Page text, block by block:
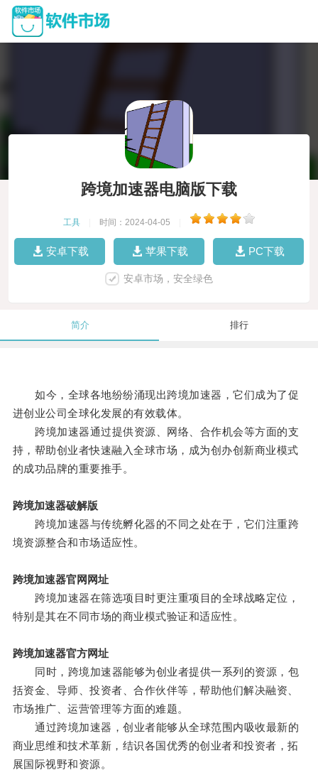
跨境加速器电脑版下载
工具 时间：2024-04-05
安卓下载 苹果下载 PC下载
安卓市场，安全绿色
简介 排行
如今，全球各地纷纷涌现出跨境加速器，它们成为了促
进创业公司全球化发展的有效载体。
跨境加速器通过提供资源、网络、合作机会等方面的支
持，帮助创业者快速融入全球市场，成为创办创新商业模式
的成功品牌的重要推手。
跨境加速器破解版
跨境加速器与传统孵化器的不同之处在于，它们注重跨
境资源整合和市场适应性。
跨境加速器官网网址
跨境加速器在筛选项目时更注重项目的全球战略定位，
特别是其在不同市场的商业模式验证和适应性。
跨境加速器官方网址
同时，跨境加速器能够为创业者提供一系列的资源，包
括资金、导师、投资者、合作伙伴等，帮助他们解决融资、
市场推广、运营管理等方面的难题。
通过跨境加速器，创业者能够从全球范围内吸收最新的
商业思维和技术革新，结识各国优秀的创业者和投资者，拓
展国际视野和资源。